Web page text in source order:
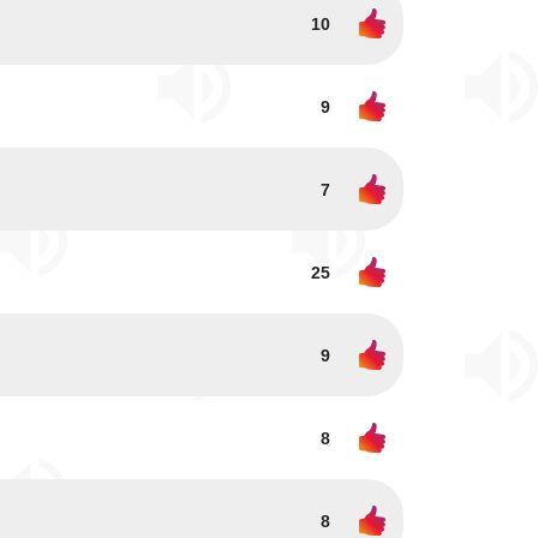
10
9
7
25
9
8
8